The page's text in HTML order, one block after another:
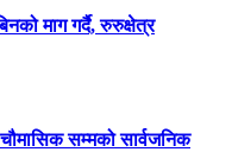
माग गर्दै, रुरुक्षेत्र
सम्मको सार्वजनिक